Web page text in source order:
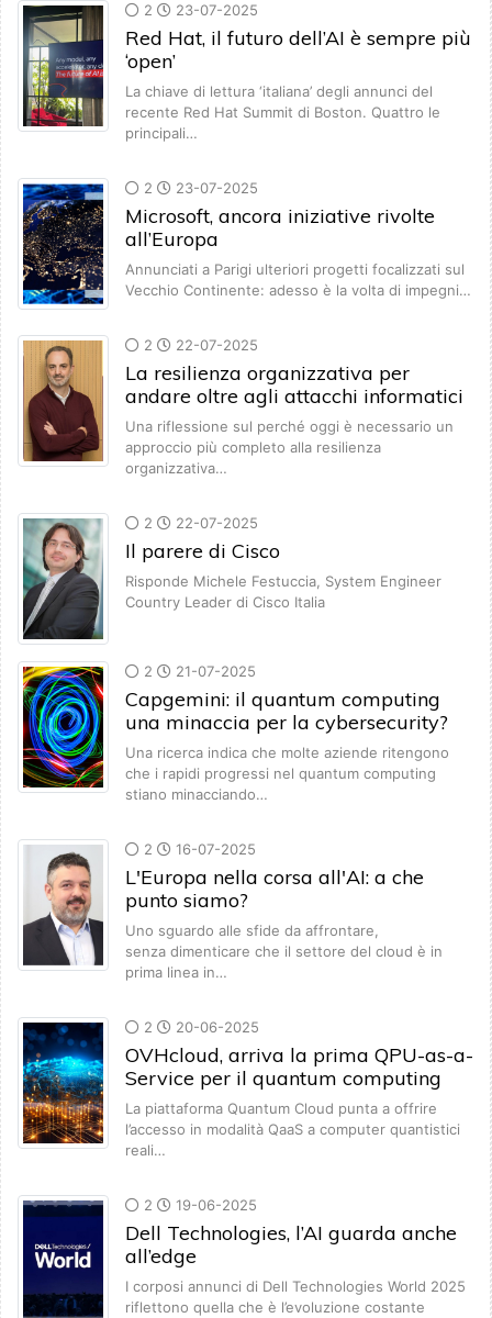
2 23-07-2025
Red Hat, il futuro dell’AI è sempre più
‘open’
La chiave di lettura ‘italiana’ degli annunci del
recente Red Hat Summit di Boston. Quattro le
principali…
2 23-07-2025
Microsoft, ancora iniziative rivolte
all’Europa
Annunciati a Parigi ulteriori progetti focalizzati sul
Vecchio Continente: adesso è la volta di impegni…
2 22-07-2025
La resilienza organizzativa per
andare oltre agli attacchi informatici
Una riflessione sul perché oggi è necessario un
approccio più completo alla resilienza
organizzativa…
2 22-07-2025
Il parere di Cisco
Risponde Michele Festuccia, System Engineer
Country Leader di Cisco Italia
2 21-07-2025
Capgemini: il quantum computing
una minaccia per la cybersecurity?
Una ricerca indica che molte aziende ritengono
che i rapidi progressi nel quantum computing
stiano minacciando…
2 16-07-2025
L'Europa nella corsa all'AI: a che
punto siamo?
Uno sguardo alle sfide da affrontare,
senza dimenticare che il settore del cloud è in
prima linea in…
2 20-06-2025
OVHcloud, arriva la prima QPU-as-a-
Service per il quantum computing
La piattaforma Quantum Cloud punta a offrire
l’accesso in modalità QaaS a computer quantistici
reali…
2 19-06-2025
Dell Technologies, l’AI guarda anche
all’edge
I corposi annunci di Dell Technologies World 2025
riflettono quella che è l’evoluzione costante